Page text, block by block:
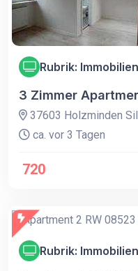
Rubrik: Immobilien
3 Zimmer
37603 Holzminden
ca. vor 3 Tagen
720
Rubrik: Immobilien